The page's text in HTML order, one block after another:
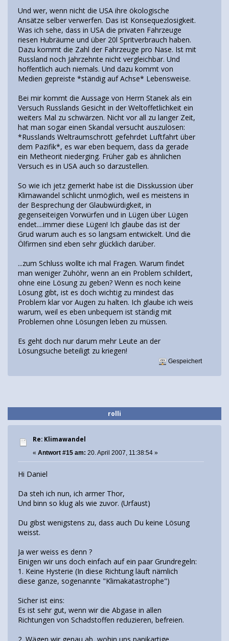
Und wer, wenn nicht die USA ihre ökologische
Ansätze selber verwerfen. Das ist Konsequezlosigkeit.
Was ich sehe, dass in USA die privaten Fahrzeuge
riesen Hubräume und über 20l Spritverbrauch haben.
Dazu kommt die Zahl der Fahrzeuge pro Nase. Ist mit
Russland noch Jahrzehnte nicht vergleichbar. Und
hoffentlich auch niemals. Und dazu kommt von
Medien gepreiste *ständig auf Achse* Lebensweise.
Bei mir kommt die Aussage von Herrn Stanek als ein
Versuch Russlands Gesicht in der Weltoffetlichkeit ein
weiters Mal zu schwärzen. Nicht vor all zu langer Zeit,
hat man sogar einen Skandal versucht auszulösen:
*Russlands Weltraumschrott gefehrdet Luftfahrt über
dem Pazifik*, es war eben bequem, dass da gerade
ein Metheorit niederging. Früher gab es ähnlichen
Versuch es in USA auch so darzustellen.
So wie ich jetz gemerkt habe ist die Disskussion über
Klimawandel schlicht unmöglich, weil es meistens in
der Besprechung der Glaubwürdigkeit, in
gegenseiteigen Vorwürfen und in Lügen über Lügen
endet....immer diese Lügen! Ich glaube das ist der
Grud warum auch es so langsam entwickelt. Und die
Ölfirmen sind eben sehr glücklich darüber.
...zum Schluss wollte ich mal Fragen. Warum findet
man weniger Zuhöhr, wenn an ein Problem schildert,
ohne eine Lösung zu geben? Wenn es noch keine
Lösung gibt, ist es doch wichtig zu mindest das
Problem klar vor Augen zu halten. Ich glaube ich weis
warum, weil es eben unbequem ist ständig mit
Problemen ohne Lösungen leben zu müssen.
Es geht doch nur darum mehr Leute an der
Lösungsuche beteiligt zu kriegen!
Gespeichert
rolli
Re: Klimawandel
« Antwort #15 am: 20. April 2007, 11:38:54 »
Hi Daniel
Da steh ich nun, ich armer Thor,
Und binn so klug als wie zuvor. (Urfaust)
Du gibst wenigstens zu, dass auch Du keine Lösung
weisst.
Ja wer weiss es denn ?
Einigen wir uns doch einfach auf ein paar Grundregeln:
1. Keine Hysterie (In diese Richtung läuft nämlich
diese ganze, sogenannte "Klimakatastrophe")
Sicher ist eins:
Es ist sehr gut, wenn wir die Abgase in allen
Richtungen von Schadstoffen reduzieren, befreien.